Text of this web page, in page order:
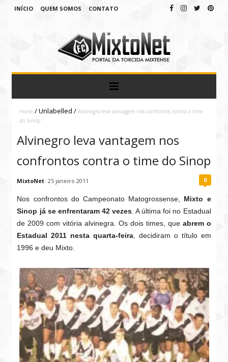
INÍCIO QUEM SOMOS CONTATO
Home /Unlabelled/ Alvinegro leva vantagem nos confrontos contra o time
do Sinop
Alvinegro leva vantagem nos
confrontos contra o time do Sinop
MixtoNet 25 janeiro 2011 0
Nos confrontos do Campeonato Matogrossense, Mixto e
Sinop já se enfrentaram 42 vezes . A última foi no Estadual
de 2009 com vitória alvinegra. Os dois times, que abrem o
Estadual 2011 nesta quarta-feira , decidiram o título em
1996 e deu Mixto.